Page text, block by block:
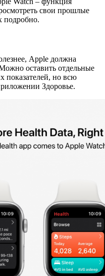
свои прошлые
подробно.
Apple должна
оставить отдельные
показателей, но всю
Здоровье.